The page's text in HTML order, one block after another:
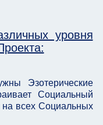
уровня
Эзотерические
Социальный
на всех Социальных